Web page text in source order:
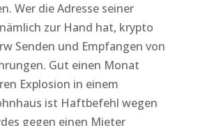
Wer die Adresse seiner
zur Hand hat, krypto
Senden und Empfangen von
Gut einen Monat
Explosion in einem
ist Haftbefehl wegen
gegen einen Mieter